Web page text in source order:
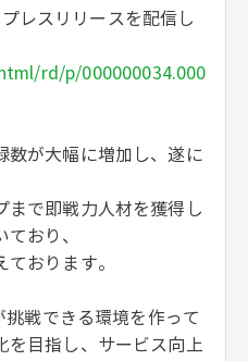
レスリリースを配信し
rd/p/000000034.000
数が大幅に増加し、遂に
まで即戦力人材を獲得し
おり、
おります。
戦できる環境を作って
を目指し、サービス向上